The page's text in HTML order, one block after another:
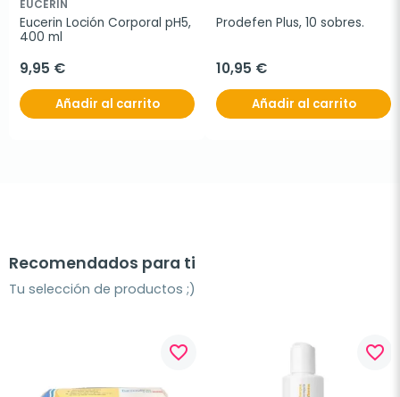
EUCERIN
Eucerin Loción Corporal pH5,
400 ml
9,95 €
Añadir al carrito
Prodefen Plus, 10 sobres.
10,95 €
Añadir al carrito
Recomendados para ti
Tu selección de productos ;)
favorite_border favorite_border